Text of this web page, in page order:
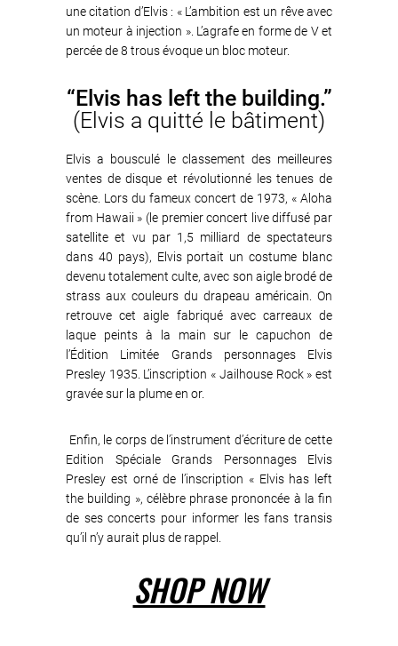
une citation d’Elvis : « L’ambition est un rêve avec
un moteur à injection ». L’agrafe en forme de V et
percée de 8 trous évoque un bloc moteur.
“Elvis has left the building.”
(Elvis a quitté le bâtiment)
Elvis a bousculé le classement des meilleures
ventes de disque et révolutionné les tenues de
scène. Lors du fameux concert de 1973, « Aloha
from Hawaii » (le premier concert live diffusé par
satellite et vu par 1,5 milliard de spectateurs
dans 40 pays), Elvis portait un costume blanc
devenu totalement culte, avec son aigle brodé de
strass aux couleurs du drapeau américain. On
retrouve cet aigle fabriqué avec carreaux de
laque peints à la main sur le capuchon de
l’Édition Limitée Grands personnages Elvis
Presley 1935. L’inscription « Jailhouse Rock » est
gravée sur la plume en or.
Enfin, le corps de l’instrument d’écriture de cette
Edition Spéciale Grands Personnages Elvis
Presley est orné de l’inscription « Elvis has left
the building », célèbre phrase prononcée à la fin
de ses concerts pour informer les fans transis
qu’il n’y aurait plus de rappel.
SHOP NOW